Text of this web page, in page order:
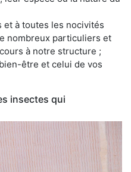
à toutes les nocivités
nombreux particuliers et
à notre structure ;
être et celui de vos
insectes qui